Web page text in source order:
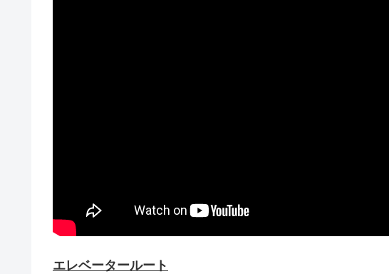
エレベータールート